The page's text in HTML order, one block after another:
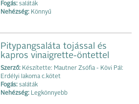
Fogás: saláták
Nehézség: Könnyű
Pitypangsaláta tojással és
kapros vinaigrette-öntettel
Szerző: Készítette: Mautner Zsófia - Kövi Pál:
Erdélyi lakoma c.kötet
Fogás: saláták
Nehézség: Legkönnyebb